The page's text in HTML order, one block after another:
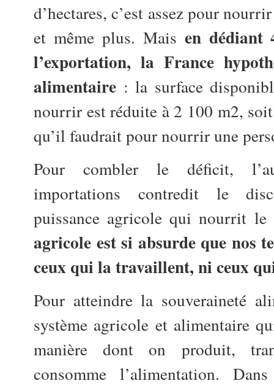
d’hectares, c’est assez pour
et même plus. Mais en dédiant
l’exportation, la France
alimentaire : la surface
nourrir est réduite à 2 100 m2,
qu’il faudrait pour nourrir une
Pour combler le déficit,
importations contredit le
puissance agricole qui nourrit
agricole est si absurde que nos
ceux qui la travaillent, ni ceux
Pour atteindre la souveraineté
système agricole et alimentaire
manière dont on produit,
consomme l’alimentation.